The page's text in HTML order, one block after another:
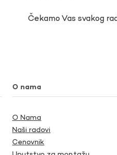
Čekamo Vas svakog
O nama
O Nama
Naši radovi
Cenovnik